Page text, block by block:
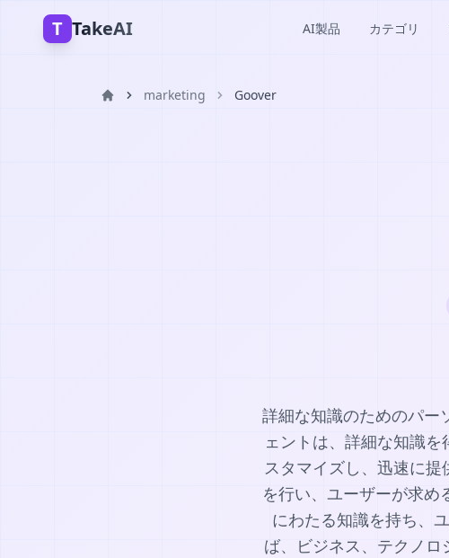
T TakeAI AI製品 カテゴリ
marketing Goover
詳細な知識のためのパー
ェントは、詳細な知識
スタマイズし、迅速に
を行い、ユーザーが求め
にわたる知識を持ち、
ば、ビジネス、テクノ